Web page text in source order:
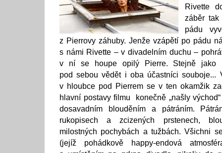
Rivette
záběr
pádu
z Pierrovy záhuby. Jenže vzápětí po pádu
s námi Rivette – v divadelním duchu –
v ní se houpe opilý Pierre. Stejně jako
pod sebou vědět i oba účastníci souboje...
v hloubce pod Pierrem se v ten okamžik
hlavní postavy filmu konečně „našly
dosavadním blouděním a pátráním.
rukopisech a zcizených prstenech,
milostných pochybách a tužbách. Všichni
(jejíž pohádkově happy-endová